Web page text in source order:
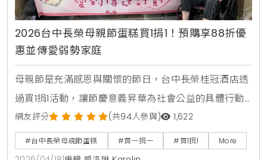
2026台中長榮母親節蛋糕買1捐1！預購享88折優
惠並傳愛弱勢家庭
母親節是充滿感恩與關懷的節日，台中長榮桂冠酒店透
過買1捐1活動，讓節慶意義昇華為社會公益的具體行動
。對此，KiraKacha去啦！創辦人梁翔渝表示，優質的
節慶行銷不應僅停留在消費層面，長榮持續13年親送蛋
糕至偏鄉的舉動，不僅建立品牌權威感，更深層觸動消
網友評分 (共94人參與) 1,622
#台中長榮母親節蛋糕 #買一捐一 #買1捐1 More